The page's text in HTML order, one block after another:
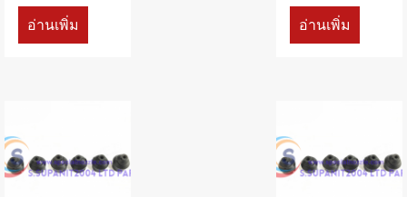
อ่านเพิ่ม
อ่านเพิ่ม